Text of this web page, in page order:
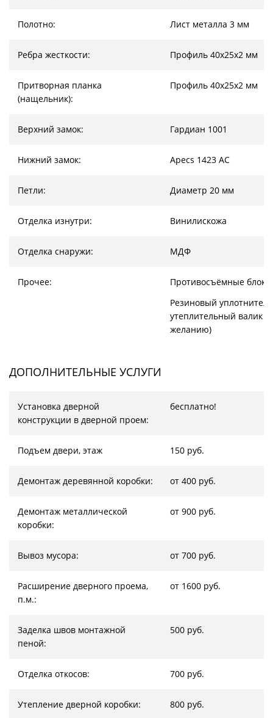
Полотно: Лист металла 3 мм
Ребра жесткости: Профиль 40х25х2 мм
Притворная планка
(нащельник):
Профиль 40х25х2 мм
Верхний замок: Гардиан 1001
Нижний замок: Apecs 1423 AC
Петли: Диаметр 20 мм
Отделка изнутри: Винилискожа
Отделка снаружи: МДФ
Прочее:
Противосъёмные
Резиновый
утеплительный валик
желанию)
ДОПОЛНИТЕЛЬНЫЕ УСЛУГИ
Установка дверной
конструкции в дверной проем:
бесплатно!
Подъем двери, этаж 150 руб.
Демонтаж деревянной коробки: от 400 руб.
Демонтаж металлической
коробки:
от 900 руб.
Вывоз мусора: от 700 руб.
Расширение дверного проема,
п.м.:
от 1600 руб.
Заделка швов монтажной
пеной:
500 руб.
Отделка откосов: 700 руб.
Утепление дверной коробки: 800 руб.